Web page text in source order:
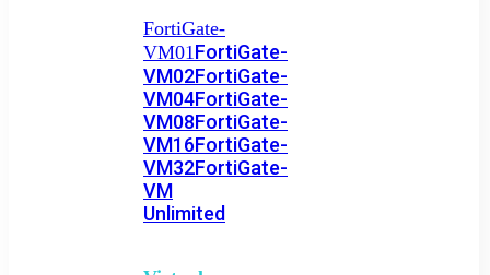
FortiGate-
VM01FortiGate-
VM02FortiGate-
VM04FortiGate-
VM08FortiGate-
VM16FortiGate-
VM32FortiGate-
VM
Unlimited